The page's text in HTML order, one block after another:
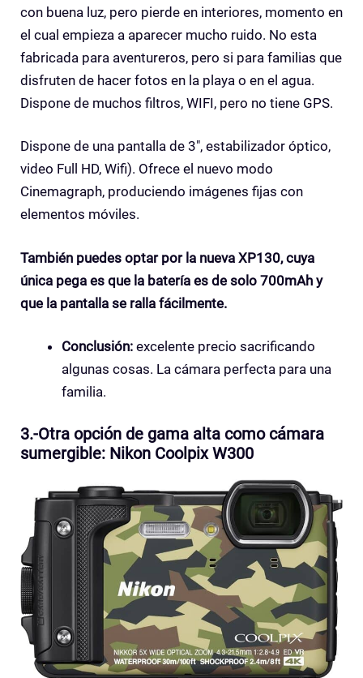
con buena luz, pero pierde en interiores, momento en
el cual empieza a aparecer mucho ruido. No esta
fabricada para aventureros, pero si para familias que
disfruten de hacer fotos en la playa o en el agua.
Dispone de muchos filtros, WIFI, pero no tiene GPS.
Dispone de una pantalla de 3″, estabilizador óptico,
video Full HD, Wifi). Ofrece el nuevo modo
Cinemagraph, produciendo imágenes fijas con
elementos móviles.
También puedes optar por la nueva XP130, cuya
única pega es que la batería es de solo 700mAh y
que la pantalla se ralla fácilmente.
Conclusión: excelente precio sacrificando
algunas cosas. La cámara perfecta para una
familia.
3.-Otra opción de gama alta como cámara
sumergible: Nikon Coolpix W300